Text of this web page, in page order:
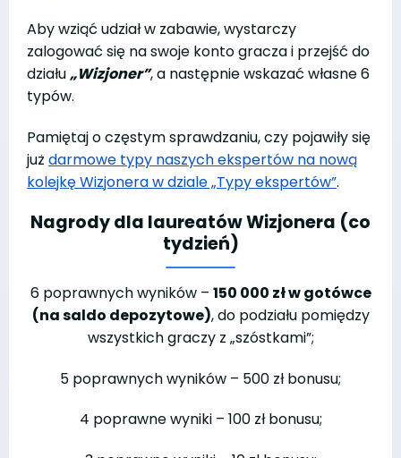
Aby wziąć udział w zabawie, wystarczy
zalogować się na swoje konto gracza i przejść do
działu„Wizjoner”, a następnie wskazać własne 6
typów.
Pamiętaj o częstym sprawdzaniu, czy pojawiły się
już darmowe typy naszych ekspertów na nową
kolejkę Wizjonera w dziale „Typy ekspertów”.
Nagrody dla laureatów Wizjonera (co
tydzień)
6 poprawnych wyników – 150 000 zł w gotówce
(na saldo depozytowe), do podziału pomiędzy
wszystkich graczy z „szóstkami”;
5 poprawnych wyników – 500 zł bonusu;
4 poprawne wyniki – 100 zł bonusu;